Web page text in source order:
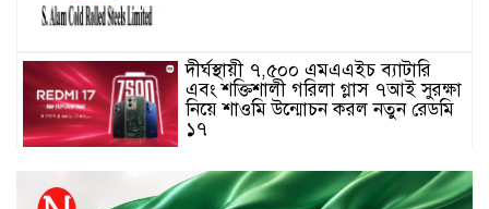
দীর্ঘস্থায়ী ৭,৫০০ এমএএইচ ব্যাটারি
এবং শক্তিশালী গরিলা গ্লাস ৭আই সুরক্ষা
নিয়ে শাওমি উন্মোচন করল নতুন রেডমি
১৭
২০২৫-২৬ অর্থবছরে এনবিআরের রাজস্ব
আদায় ৪.১৫ লাখ কোটি টাকা